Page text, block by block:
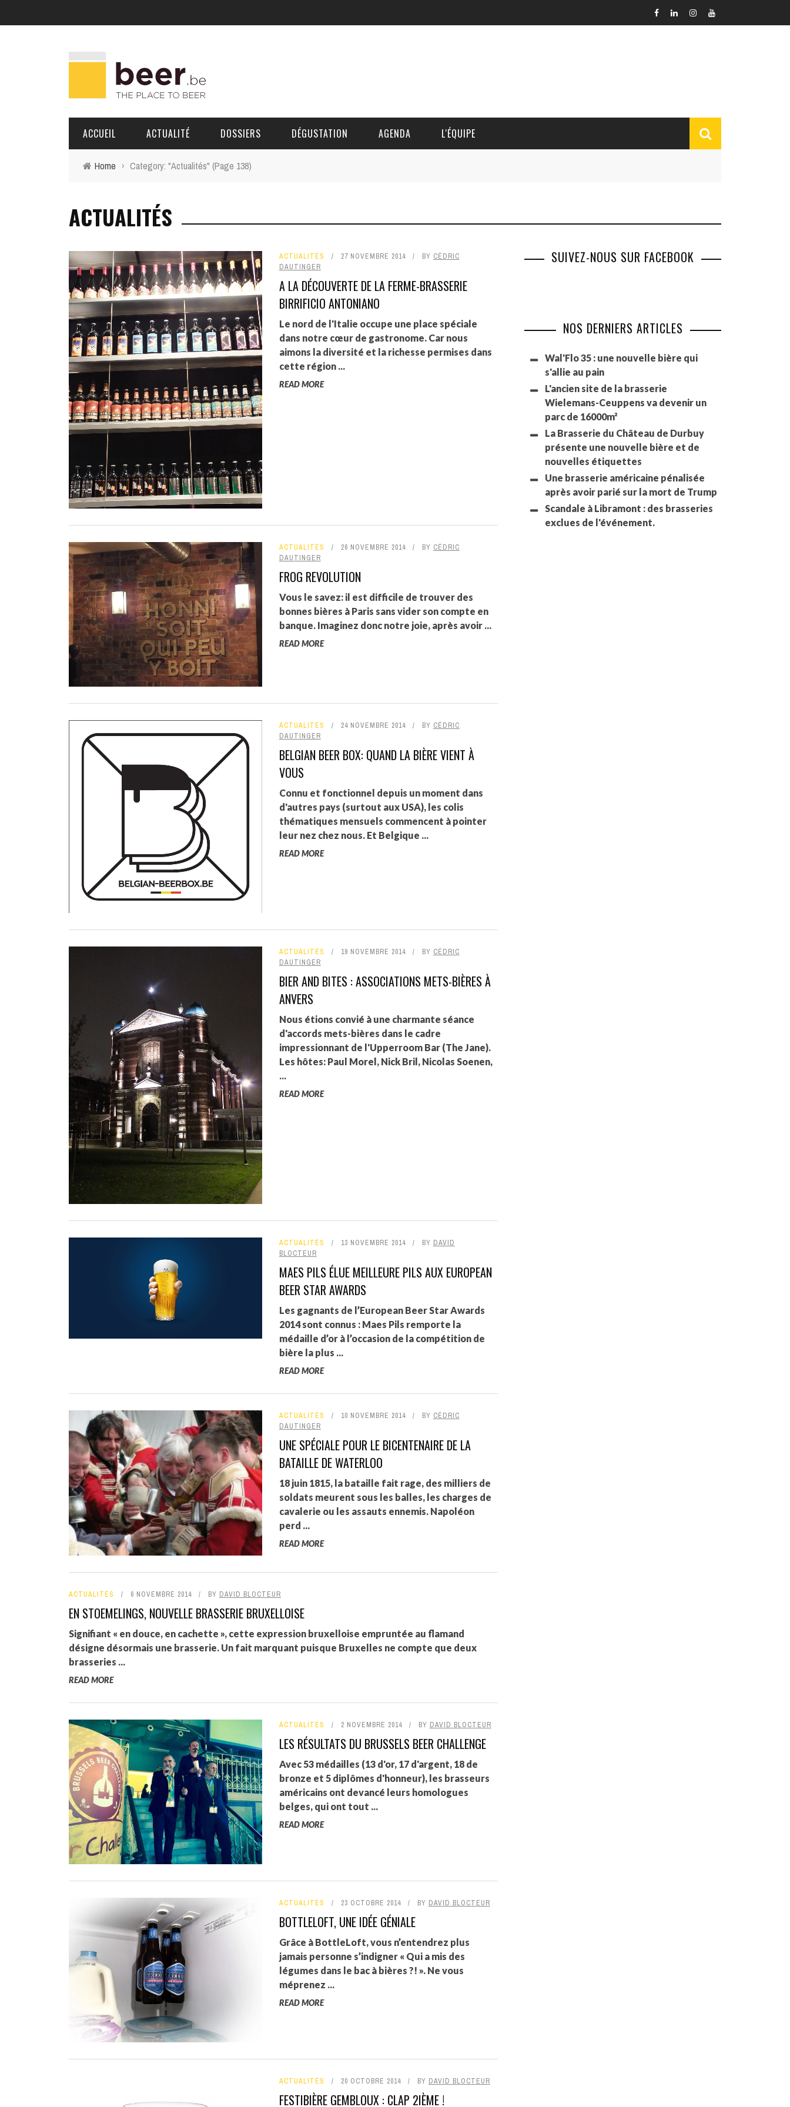
ACCUEIL ACTUALITÉ DOSSIERS DÉGUSTATION AGENDA L'ÉQUIPE
HÉLÈNE SPITAELS
AGALMA PADAW0NE
FLORENCE CONSTANTIN
Home › Category: "Actualités" (Page 138)
ACTUALITÉS
ACTUALITÉS 27 NOVEMBRE 2014 BY CÉDRIC
DAUTINGER
A LA DÉCOUVERTE DE LA FERME-BRASSERIE
BIRRIFICIO ANTONIANO
Le nord de l'Italie occupe une place spéciale
dans notre cœur de gastronome. Car nous
aimons la diversité et la richesse permises dans
cette région ...
READ MORE
ACTUALITÉS 26 NOVEMBRE 2014 BY CÉDRIC
DAUTINGER
FROG REVOLUTION
Vous le savez: il est difficile de trouver des
bonnes bières à Paris sans vider son compte en
banque. Imaginez donc notre joie, après avoir ...
READ MORE
ACTUALITÉS 24 NOVEMBRE 2014 BY CÉDRIC
DAUTINGER
BELGIAN BEER BOX: QUAND LA BIÈRE VIENT À
VOUS
Connu et fonctionnel depuis un moment dans
d'autres pays (surtout aux USA), les colis
thématiques mensuels commencent à pointer
leur nez chez nous. Et Belgique ...
READ MORE
ACTUALITÉS 19 NOVEMBRE 2014 BY CÉDRIC
DAUTINGER
BIER AND BITES : ASSOCIATIONS METS-BIÈRES À
ANVERS
Nous étions convié à une charmante séance
d'accords mets-bières dans le cadre
impressionnant de l'Upperroom Bar (The Jane).
Les hôtes: Paul Morel, Nick Bril, Nicolas Soenen,
...
READ MORE
ACTUALITÉS 13 NOVEMBRE 2014 BY DAVID
BLOCTEUR
MAES PILS ÉLUE MEILLEURE PILS AUX EUROPEAN
BEER STAR AWARDS
Les gagnants de l’European Beer Star Awards
2014 sont connus : Maes Pils remporte la
médaille d’or à l’occasion de la compétition de
bière la plus ...
READ MORE
ACTUALITÉS 10 NOVEMBRE 2014 BY CÉDRIC
DAUTINGER
UNE SPÉCIALE POUR LE BICENTENAIRE DE LA
BATAILLE DE WATERLOO
18 juin 1815, la bataille fait rage, des milliers de
soldats meurent sous les balles, les charges de
cavalerie ou les assauts ennemis. Napoléon
perd ...
READ MORE
ACTUALITÉS 6 NOVEMBRE 2014 BY DAVID BLOCTEUR
EN STOEMELINGS, NOUVELLE BRASSERIE BRUXELLOISE
Signifiant « en douce, en cachette », cette expression bruxelloise empruntée au flamand
désigne désormais une brasserie. Un fait marquant puisque Bruxelles ne compte que deux
brasseries ...
READ MORE
ACTUALITÉS 2 NOVEMBRE 2014 BY DAVID BLOCTEUR
LES RÉSULTATS DU BRUSSELS BEER CHALLENGE
Avec 53 médailles (13 d'or, 17 d'argent, 18 de
bronze et 5 diplômes d'honneur), les brasseurs
américains ont devancé leurs homologues
belges, qui ont tout ...
READ MORE
ACTUALITÉS 23 OCTOBRE 2014 BY DAVID BLOCTEUR
BOTTLELOFT, UNE IDÉE GÉNIALE
Grâce à BottleLoft, vous n’entendrez plus
jamais personne s’indigner « Qui a mis des
légumes dans le bac à bières ?! ». Ne vous
méprenez ...
READ MORE
ACTUALITÉS 20 OCTOBRE 2014 BY DAVID BLOCTEUR
FESTIBIÈRE GEMBLOUX : CLAP 2IÈME !
SUIVEZ-NOUS SUR FACEBOOK
NOS DERNIERS ARTICLES
Wal'Flo 35 : une nouvelle bière qui
s'allie au pain
L'ancien site de la brasserie
Wielemans-Ceuppens va devenir un
parc de 16000m²
La Brasserie du Château de Durbuy
présente une nouvelle bière et de
nouvelles étiquettes
Une brasserie américaine pénalisée
après avoir parié sur la mort de Trump
Scandale à Libramont : des brasseries
exclues de l'événement.